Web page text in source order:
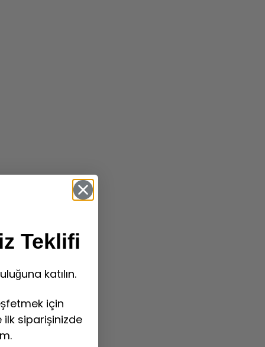
Teklifi
katılın.
için
siparişinizde